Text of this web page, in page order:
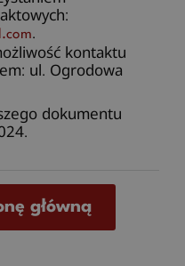
.
kontaktu
ul. Ogrodowa
dokumentu
główną